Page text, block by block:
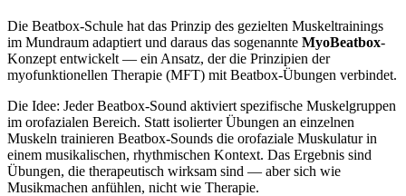
Die Beatbox-Schule hat das Prinzip des gezielten Muskeltrainings
im Mundraum adaptiert und daraus das sogenannte MyoBeatbox-
Konzept entwickelt — ein Ansatz, der die Prinzipien der
myofunktionellen Therapie (MFT) mit Beatbox-Übungen verbindet.
Die Idee: Jeder Beatbox-Sound aktiviert spezifische Muskelgruppen
im orofazialen Bereich. Statt isolierter Übungen an einzelnen
Muskeln trainieren Beatbox-Sounds die orofaziale Muskulatur in
einem musikalischen, rhythmischen Kontext. Das Ergebnis sind
Übungen, die therapeutisch wirksam sind — aber sich wie
Musikmachen anfühlen, nicht wie Therapie.